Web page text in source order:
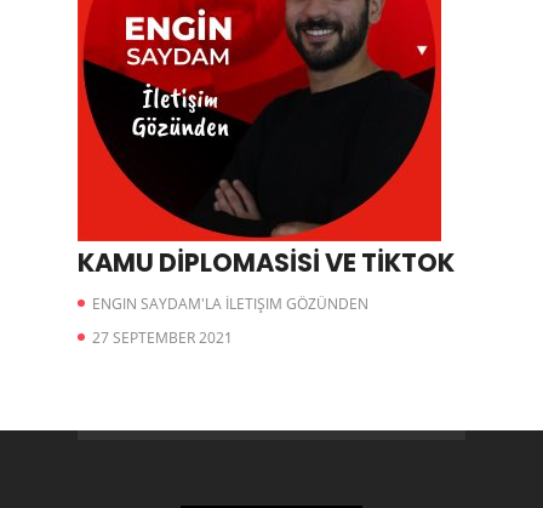
KAMU DİPLOMASİSİ VE TİKTOK
ENGIN SAYDAM'LA İLETIŞIM GÖZÜNDEN
27 SEPTEMBER 2021